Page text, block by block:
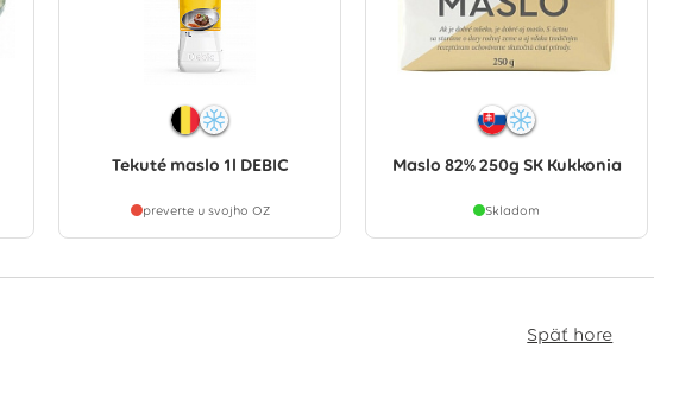
Tekuté maslo 1l DEBIC
preverte u svojho OZ
Maslo 82% 250g SK Kukkonia
Skladom
Späť hore